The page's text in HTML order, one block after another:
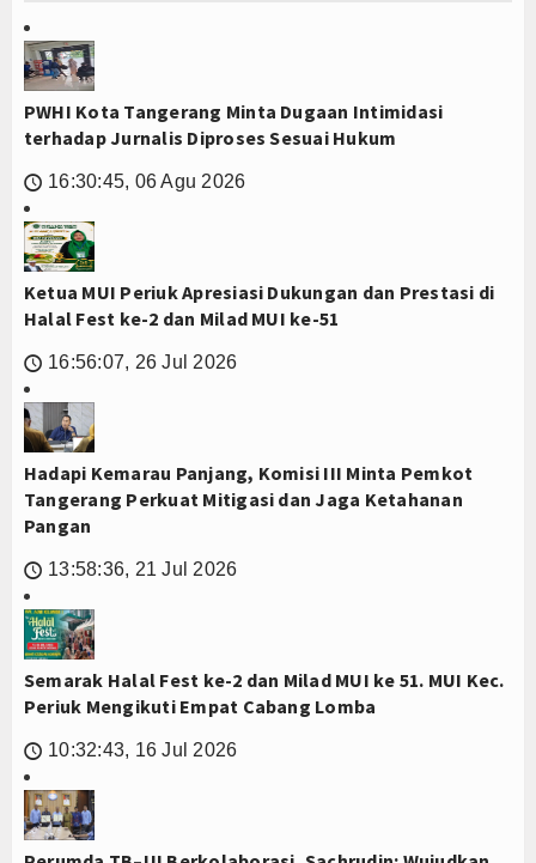
PWHI Kota Tangerang Minta Dugaan Intimidasi
terhadap Jurnalis Diproses Sesuai Hukum
🕔 16:30:45, 06 Agu 2026
Ketua MUI Periuk Apresiasi Dukungan dan Prestasi di
Halal Fest ke-2 dan Milad MUI ke-51
🕔 16:56:07, 26 Jul 2026
Hadapi Kemarau Panjang, Komisi III Minta Pemkot
Tangerang Perkuat Mitigasi dan Jaga Ketahanan
Pangan
🕔 13:58:36, 21 Jul 2026
Semarak Halal Fest ke-2 dan Milad MUI ke 51. MUI Kec.
Periuk Mengikuti Empat Cabang Lomba
🕔 10:32:43, 16 Jul 2026